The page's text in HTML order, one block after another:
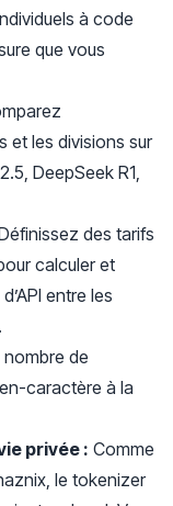
à code
que vous
et les divisions sur
DeepSeek R1,
des tarifs
calculer et
entre les
nombre de
caractère à la
privée : Comme
le tokenizer